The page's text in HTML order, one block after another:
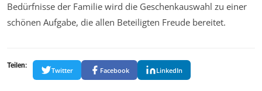
Bedürfnisse der Familie wird die Geschenkauswahl zu einer
schönen Aufgabe, die allen Beteiligten Freude bereitet.
Teilen:
Twitter Facebook LinkedIn